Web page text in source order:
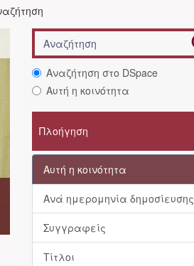
Αναζήτηση στο DSpace
Αυτή η κοινότητα
Πλοήγηση
Αυτή η κοινότητα
Ανά ημερομηνία δημοσίευσης
Συγγραφείς
Τίτλοι